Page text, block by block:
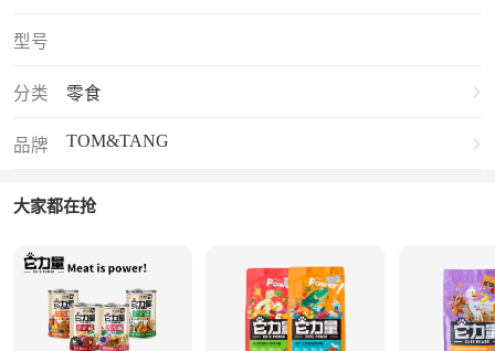
型号
分类 零食
品牌 TOM&TANG
大家都在抢